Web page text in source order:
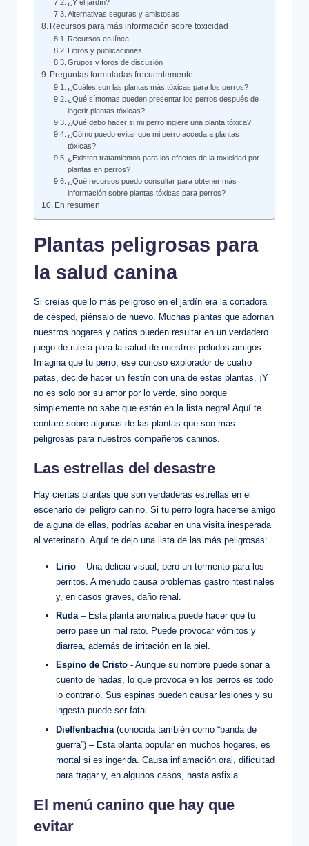
¿Y ‍el⁤ jardín?
Alternativas seguras ‍y amistosas
Recursos para más información sobre ⁣toxicidad
Recursos en línea
Libros⁢ y ⁢publicaciones
Grupos y foros de discusión
Preguntas⁣ formuladas frecuentemente
¿Cuáles ​son las​ plantas más tóxicas para los⁢ perros?
¿Qué síntomas pueden ⁢presentar ‍los perros después de
ingerir plantas tóxicas?
¿Qué ⁤debo ⁤hacer ⁤si mi perro ingiere una planta tóxica?
¿Cómo puedo‍ evitar que mi‌ perro​ acceda​ a plantas
tóxicas?
¿Existen tratamientos para los efectos de la toxicidad por
plantas⁢ en perros?
¿Qué recursos puedo consultar para obtener más
información ⁢sobre ​plantas tóxicas para perros?
En resumen
Plantas peligrosas para
la salud ‌canina
Si creías que lo más peligroso en ⁤el jardín era la cortadora
de ⁣césped, piénsalo de ‍nuevo.‌ Muchas​ plantas que adornan
nuestros hogares y ⁢patios‍ pueden resultar en un verdadero
juego ‍de ‍ruleta‌ para la salud ‍de nuestros peludos amigos.
Imagina que tu perro, ese curioso⁢ explorador ‌de cuatro
patas,​ decide hacer‌ un festín con una ‍de estas plantas. ¡Y
no es solo por ⁤su amor por ⁣lo⁤ verde, sino porque
simplemente ‌no sabe que⁣ están en⁤ la lista negra! ‌Aquí ​te
⁤contaré sobre algunas ⁢de las plantas que son‌ más‌
peligrosas​ para nuestros‍ compañeros caninos.
Las estrellas del desastre
Hay ciertas plantas ⁢que son verdaderas estrellas en el
escenario del peligro canino. Si tu perro logra​ hacerse amigo
‍de alguna de⁤ ellas, podrías acabar en una visita ⁢inesperada
al veterinario. ‌Aquí‌ te ⁤dejo una lista de⁢ las ⁤más peligrosas:
Lirio – Una ‌delicia visual, pero un tormento para los
perritos. A ‌menudo causa problemas gastrointestinales
y, ‌en​ casos graves, daño renal.
Ruda– Esta⁤ planta aromática puede​ hacer que tu
perro ⁣pase un mal rato. Puede provocar vómitos‍ y
diarrea,​ además ​de irritación ⁣en la⁢ piel.
Espino de Cristo ‌-​ Aunque su nombre puede⁣ sonar a‌
cuento de hadas, lo que provoca en los perros es todo‍
lo contrario.⁤ Sus espinas pueden‍ causar‌ lesiones y ⁤su
ingesta ⁣puede ser fatal.
Dieffenbachia (conocida también‌ como⁢ “banda de
guerra”) – Esta⁢ planta popular en muchos ‍hogares,⁢ es
mortal si es ingerida. Causa inflamación oral, dificultad
para tragar y, ⁤en​ algunos ⁣casos, hasta asfixia.
El menú canino que ​hay que
evitar